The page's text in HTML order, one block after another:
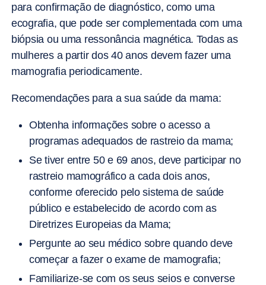
para confirmação de diagnóstico, como uma
ecografia, que pode ser complementada com uma
biópsia ou uma ressonância magnética. Todas as
mulheres a partir dos 40 anos devem fazer uma
mamografia periodicamente.
Recomendações para a sua saúde da mama:
Obtenha informações sobre o acesso a
programas adequados de rastreio da mama;
Se tiver entre 50 e 69 anos, deve participar no
rastreio mamográfico a cada dois anos,
conforme oferecido pelo sistema de saúde
público e estabelecido de acordo com as
Diretrizes Europeias da Mama;
Pergunte ao seu médico sobre quando deve
começar a fazer o exame de mamografia;
Familiarize-se com os seus seios e converse